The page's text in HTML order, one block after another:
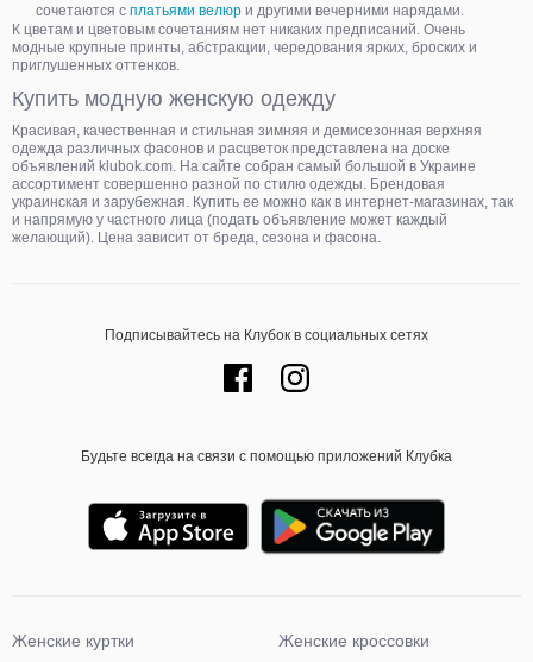
сочетаются с платьями велюр и другими вечерними нарядами.
К цветам и цветовым сочетаниям нет никаких предписаний. Очень
модные крупные принты, абстракции, чередования ярких, броских и
приглушенных оттенков.
Купить модную женскую одежду
Красивая, качественная и стильная зимняя и демисезонная верхняя
одежда различных фасонов и расцветок представлена на доске
объявлений klubok.com. На сайте собран самый большой в Украине
ассортимент совершенно разной по стилю одежды. Брендовая
украинская и зарубежная. Купить ее можно как в интернет-магазинах, так
и напрямую у частного лица (подать объявление может каждый
желающий). Цена зависит от бреда, сезона и фасона.
Подписывайтесь на Клубок в социальных сетях
Будьте всегда на связи с помощью приложений Клубка
Женские куртки
Женские кроссовки